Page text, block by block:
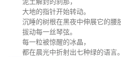
大地的指针开始转动。
沉睡的树根在黑夜中伸展它的腰
拔动每一丝琴弦。
每一粒被惊醒的冰晶，
都在晨光中折射出七种绿的语言。